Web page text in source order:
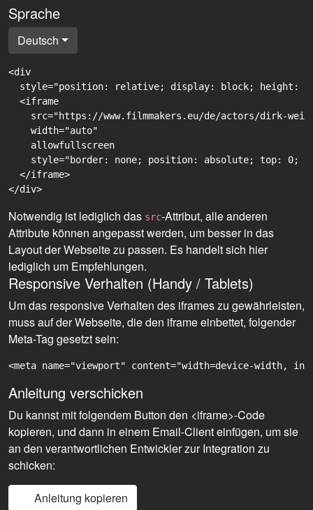
Sprache
Deutsch
<div
style="position: relative; display: block; height:
  <iframe
src="https://www.filmmakers.eu/de/actors/dirk-
    width="auto"
    allowfullscreen
style="border: none; position: absolute; top: 0;
  </iframe>
Notwendig ist lediglich das src-Attribut, alle anderen
Attribute können angepasst werden, um besser in das
Layout der Webseite zu passen. Es handelt sich hier
lediglich um Empfehlungen.
Responsive Verhalten (Handy / Tablets)
Um das responsive Verhalten des iframes zu gewährleisten,
muss auf der Webseite, die den iframe einbettet, folgender
Meta-Tag gesetzt sein:
<meta name="viewport" content="width=device-width,
Anleitung verschicken
Du kannst mit folgendem Button den <iframe>-Code
kopieren, und dann in einem Email-Client einfügen, um sie
an den verantwortlichen Entwickler zur Integration zu
schicken:
Anleitung kopieren